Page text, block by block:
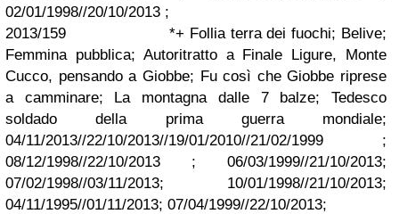
02/01/1998//20/10/2013 ;
2013/159 *+ Follia terra dei fuochi; Belive;
Femmina pubblica; Autoritratto a Finale Ligure, Monte
Cucco, pensando a Giobbe; Fu così che Giobbe riprese
a camminare; La montagna dalle 7 balze; Tedesco
soldado della prima guerra mondiale;
04/11/2013//22/10/2013//19/01/2010//21/02/1999 ;
08/12/1998//22/10/2013 ; 06/03/1999//21/10/2013;
07/02/1998//03/11/2013; 10/01/1998//21/10/2013;
04/11/1995//01/11/2013; 07/04/1999//22/10/2013;